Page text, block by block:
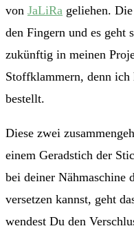
von JaLiRa geliehen.
den Fingern und es geht
zukünftig in meinen
Stoffklammern, denn
bestellt.
Diese zwei
einem Geradstich der
bei deiner Nähmaschine
versetzen kannst, geht
wendest Du den